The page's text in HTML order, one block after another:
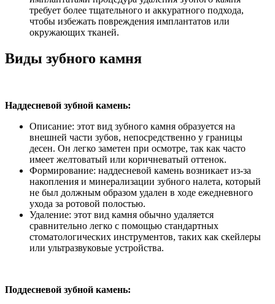
требует более тщательного и аккуратного подхода,
чтобы избежать повреждения имплантатов или
окружающих тканей.
Виды зубного камня
Наддесневой зубной камень:
Описание: этот вид зубного камня образуется на
внешней части зубов, непосредственно у границы
десен. Он легко заметен при осмотре, так как часто
имеет желтоватый или коричневатый оттенок.
Формирование: наддесневой камень возникает из-за
накопления и минерализации зубного налета, который
не был должным образом удален в ходе ежедневного
ухода за ротовой полостью.
Удаление: этот вид камня обычно удаляется
сравнительно легко с помощью стандартных
стоматологических инструментов, таких как скейлеры
или ультразвуковые устройства.
Поддесневой зубной камень: